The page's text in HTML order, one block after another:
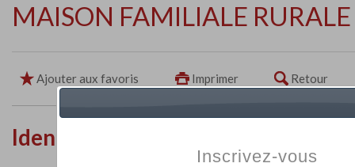
MAISON FAMILIALE RURALE
Ajouter aux favoris Imprimer Retour
Identité de l'établissement
Inscrivez-vous